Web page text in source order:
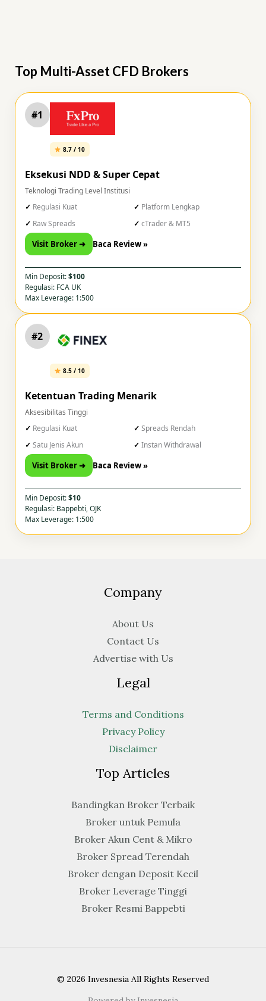
Top Multi-Asset CFD Brokers
#1
8.7 / 10
Eksekusi NDD & Super Cepat
Teknologi Trading Level Institusi
Regulasi Kuat
Platform Lengkap
Raw Spreads
cTrader & MT5
Visit Broker ➜ Baca Review »
Min Deposit:$100
Regulasi: FCA UK
Max Leverage: 1:500
#2
8.5 / 10
Ketentuan Trading Menarik
Aksesibilitas Tinggi
Regulasi Kuat
Spreads Rendah
Satu Jenis Akun
Instan Withdrawal
Visit Broker ➜ Baca Review »
Min Deposit:$10
Regulasi: Bappebti, OJK
Max Leverage: 1:500
Company
About Us
Contact Us
Advertise with Us
Legal
Terms and Conditions
Privacy Policy
Disclaimer
Top Articles
Bandingkan Broker Terbaik
Broker untuk Pemula
Broker Akun Cent & Mikro
Broker Spread Terendah
Broker dengan Deposit Kecil
Broker Leverage Tinggi
Broker Resmi Bappebti
© 2026 Invesnesia All Rights Reserved